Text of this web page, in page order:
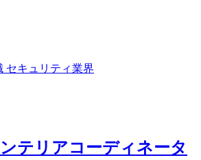
セキュリティ業界
テリアコーディネータ